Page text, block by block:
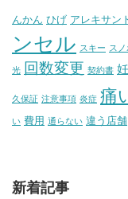
んかん ひげ アレキサン
ンセル スキー スノ
光 回数変更 契約書
久保証 注意事項 炎症 痛
い 費用 通らない 違う店舗
新着記事